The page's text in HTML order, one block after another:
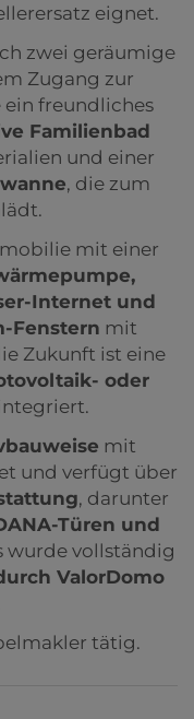
eignet.
zwei geräumige
Zugang zur
ein freundliches
Familienbad
und einer
, die zum
mit einer
Internet und
Fenstern mit
Zukunft ist eine
oder
mit
und verfügt über
, darunter
Türen und
wurde vollständig
ValorDomo
tätig.